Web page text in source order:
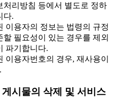
처리방침 등에서 별도로 정하
다.
이용자의 정보는 법령의 규정
할 필요성이 있는 경우를 제외
파기합니다.
용자번호의 경우, 재사용이
시물의 삭제 및 서비스